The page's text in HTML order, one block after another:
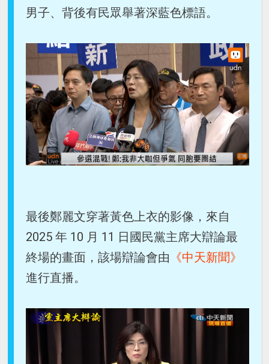
男子、背後有民眾舉著深藍色標語。
最後鄭麗文穿著黃色上衣的影像，來自
2025 年 10 月 11 日國民黨主席大辯論最
終場的畫面，該場辯論會由 《中天新聞》
進行直播。